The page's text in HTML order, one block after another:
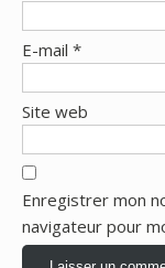
E-mail *
Site web
Enregistrer mon
navigateur pour